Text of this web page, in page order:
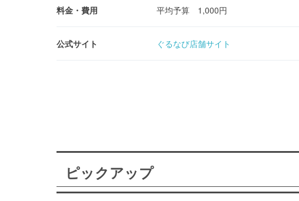
料金・費用 平均予算 1,000円
公式サイト ぐるなび店舗サイト
ピックアップ